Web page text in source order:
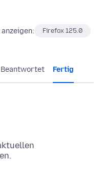
Firefox 125.0
Beantwortet Fertig